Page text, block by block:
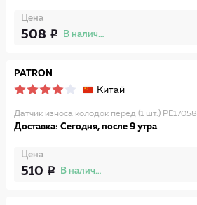
Цена
508 В наличии
PATRON
Китай
Датчик износа колодок перед (1 шт.) PE17058
Доставка: Сегодня, после 9 утра
Цена
510 В наличии